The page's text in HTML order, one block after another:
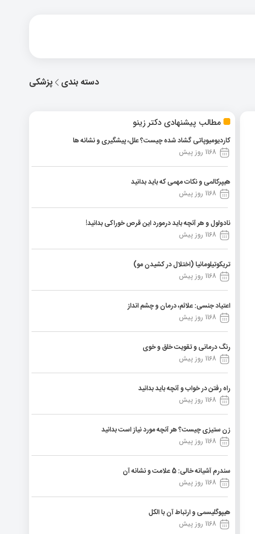
پزشکی دسته بندی
مطالب پیشنهادی دکتر زینو
کاردیومیوپاتی گشاد شده چیست؟ علل، پیشگیری و نشانه ها
1168 روز پیش
هیپرکالمی و نکات مهمی که باید بدانید
1168 روز پیش
نادولول و هر آنچه باید درمورد این قرص خوراکی بدانید!
1168 روز پیش
تریکوتیلومانیا (اختلال در کشیدن مو)
1168 روز پیش
اعتیاد جنسی: علائم، درمان و چشم انداز
1168 روز پیش
رنگ درمانی و تقویت خلق و خوی
1168 روز پیش
راه رفتن در خواب و آنچه باید بدانید
1168 روز پیش
زن ستیزی چیست؟ هر آنچه مورد نیاز است بدانید
1168 روز پیش
سندرم آشیانه خالی: 5 علامت و نشانه آن
1168 روز پیش
هیپوگلیسمی و ارتباط آن با الکل
1168 روز پیش